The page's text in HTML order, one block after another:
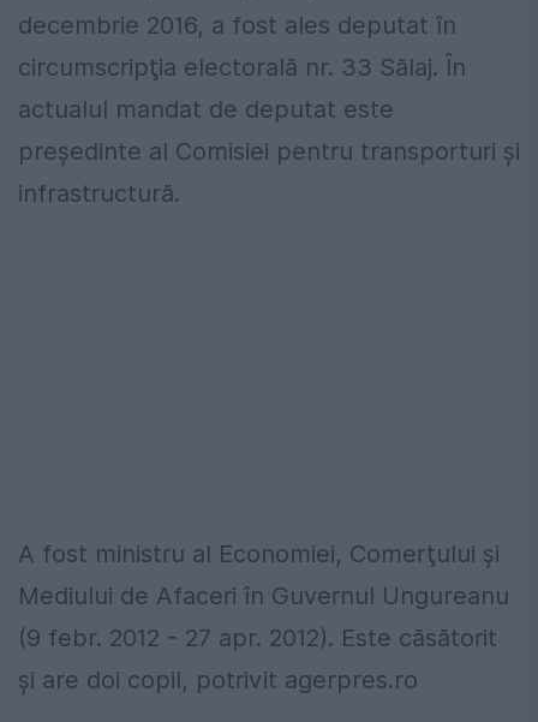
decembrie 2016, a fost ales deputat în
circumscripţia electorală nr. 33 Sălaj. În
actualul mandat de deputat este
preşedinte al Comisiei pentru transporturi şi
infrastructură.
A fost ministru al Economiei, Comerţului şi
Mediului de Afaceri în Guvernul Ungureanu
(9 febr. 2012 - 27 apr. 2012). Este căsătorit
şi are doi copil, potrivit agerpres.ro